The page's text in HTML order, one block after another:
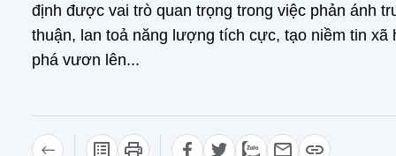
định được vai trò quan trọng trong việc phản ánh
thuận, lan toả năng lượng tích cực, tạo niềm tin
phá vươn lên...